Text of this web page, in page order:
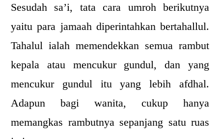
Sesudah sa’i, tata cara umroh berikutnya
yaitu para jamaah diperintahkan bertahallul.
Tahalul ialah memendekkan semua rambut
kepala atau mencukur gundul, dan yang
mencukur gundul itu yang lebih afdhal.
Adapun bagi wanita, cukup hanya
memangkas rambutnya sepanjang satu ruas